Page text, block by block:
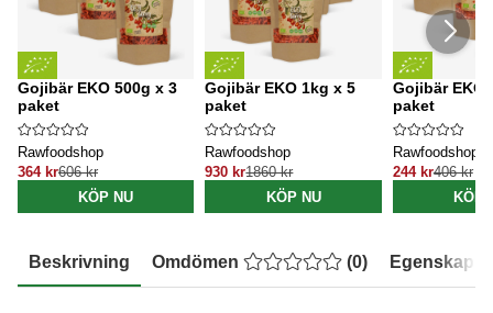
Gojibär EKO 500g x 3
paket
Rawfoodshop
364 kr606 kr
KÖP NU
Gojibär EKO 1kg x 5
paket
Rawfoodshop
930 kr1860 kr
KÖP NU
Gojibär EKO
paket
Rawfoodshop
244 kr406 kr
KÖP
Beskrivning Omdömen (0) Egenskaper